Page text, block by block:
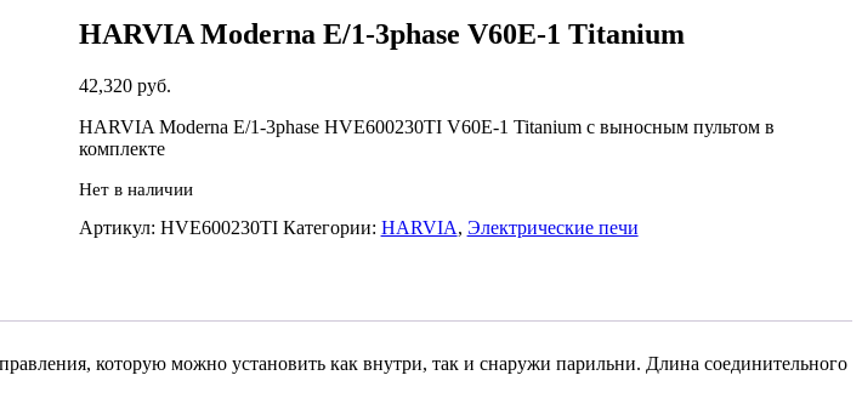
HARVIA Moderna E/1-3phase V60E-1 Titanium
42,320руб.
HARVIA Moderna E/1-3phase HVE600230TI V60E-1 Titanium с выносным пультом в
комплекте
Нет в наличии
Артикул: HVE600230TI Категории: HARVIA, Электрические печи
которую можно установить как внутри, так и снаружи парильни. Длина соединительного